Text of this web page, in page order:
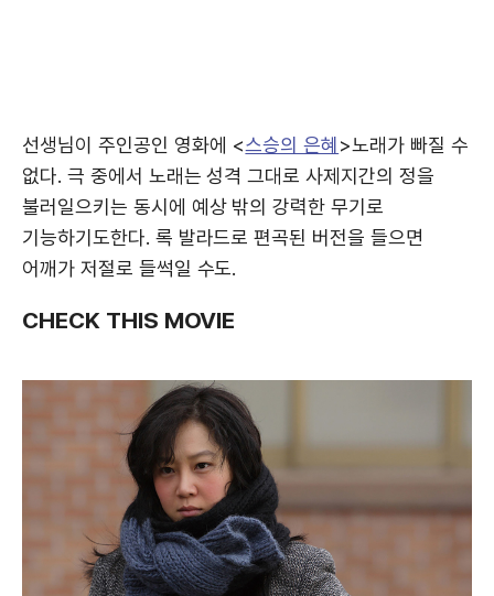
선생님이 주인공인 영화에 <스승의 은혜>노래가 빠질 수
없다. 극 중에서 노래는 성격 그대로 사제지간의 정을
불러일으키는 동시에 예상 밖의 강력한 무기로
기능하기도한다. 록 발라드로 편곡된 버전을 들으면
어깨가 저절로 들썩일 수도.
CHECK THIS MOVIE